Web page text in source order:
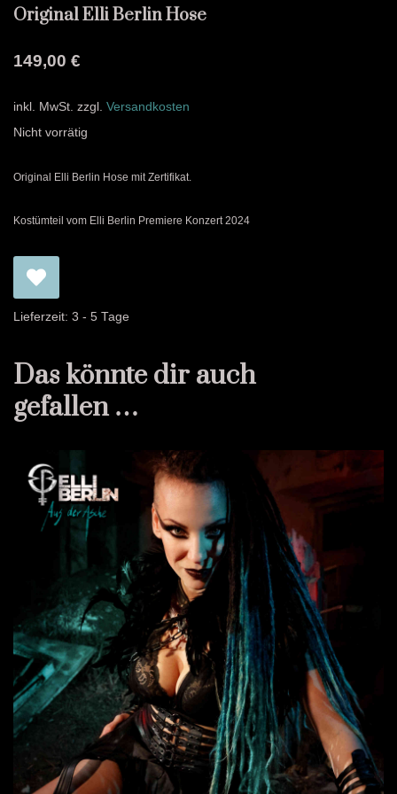
Original Elli Berlin Hose
149,00 €
inkl. MwSt. zzgl. Versandkosten
Nicht vorrätig
Original Elli Berlin Hose mit Zertifikat.
Kostümteil vom Elli Berlin Premiere Konzert 2024
Lieferzeit: 3 - 5 Tage
Das könnte dir auch
gefallen …